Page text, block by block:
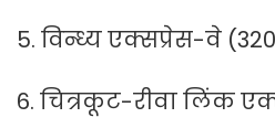
5. विन्ध्य एक्सप्रेस-वे
6. चित्रकूट-रीवा लिंक